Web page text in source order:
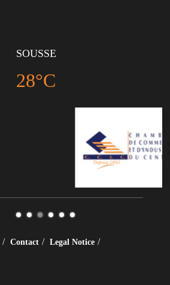
SOUSSE
28°C
/ Contact / Legal Notice /